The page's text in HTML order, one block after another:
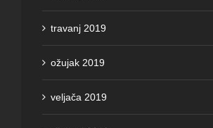
travanj 2019
ožujak 2019
veljača 2019